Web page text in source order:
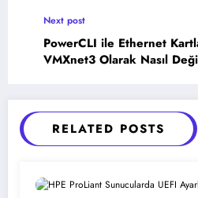
Next post
PowerCLI ile Ethernet
VMXnet3 Olarak Nasıl
RELATED POSTS